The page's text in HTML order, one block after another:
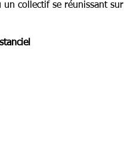
un collectif se réunissant sur